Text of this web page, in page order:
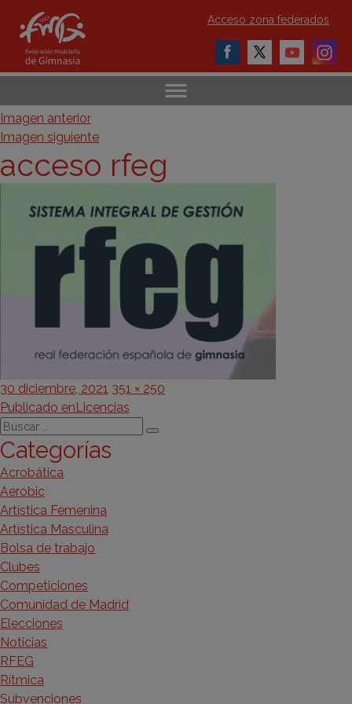
Acceso zona federados
Imagen anterior
Imagen siguiente
acceso rfeg
Publicado
el
30 diciembre, 2021 Tamaño
completo
351 × 250
Navegación
de
entradas
Publicado enLicencias
Buscar
por:
Buscar
Categorías
Acrobática
Aeróbic
Artística Femenina
Artística Masculina
Bolsa de trabajo
Clubes
Competiciones
Comunidad de Madrid
Elecciones
Noticias
RFEG
Rítmica
Subvenciones